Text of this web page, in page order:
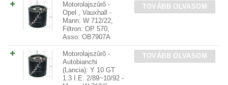
Motorolajszûrõ -
Opel , Vauxhall -
Mann: W 712/22,
Filtron: OP 570,
Asso: OB7907A
TOVÁBB OLVASOM
Motorolajszûrõ -
Autobianchi
(Lancia): Y 10 GT
1.3 I.E. 2/89~10/92 -
TOVÁBB OLVASOM